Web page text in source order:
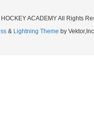
ACADEMY All Rights
& Lightning Theme by